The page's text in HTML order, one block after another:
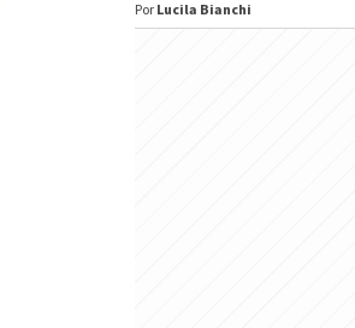
Por Lucila Bianchi